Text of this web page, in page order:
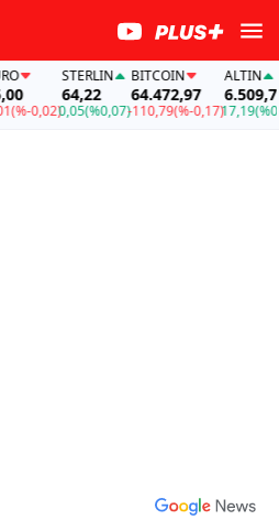
0,02)
STERLIN
64,22
0,05(%0,07)
BITCOIN
64.472,97
-110,79(%-0,17)
ALTIN
6.509,78
17,19